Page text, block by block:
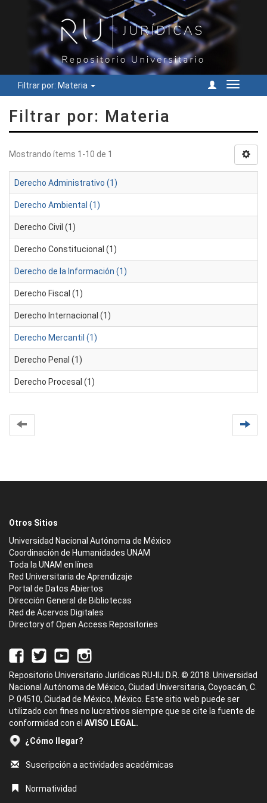
Filtrar por: Materia
Cambiar
Filtrar por: Materia
Mostrando ítems 1-10 de 1
Derecho Administrativo (1)
Derecho Ambiental (1)
Derecho Civil (1)
Derecho Constitucional (1)
Derecho de la Información (1)
Derecho Fiscal (1)
Derecho Internacional (1)
Derecho Mercantil (1)
Derecho Penal (1)
Derecho Procesal (1)
Otros Sitios
Universidad Nacional Autónoma de México
Coordinación de Humanidades UNAM
Toda la UNAM en línea
Red Universitaria de Aprendizaje
Portal de Datos Abiertos
Dirección General de Bibliotecas
Red de Acervos Digitales
Directory of Open Access Repositories
Repositorio Universitario Jurídicas RU-IIJ D.R. © 2018. Universidad
Nacional Autónoma de México, Ciudad Universitaria, Coyoacán, C.
P. 04510, Ciudad de México, México. Este sitio web puede ser
utilizado con fines no lucrativos siempre que se cite la fuente de
conformidad con el AVISO LEGAL.
¿Cómo llegar?
Suscripción a actividades académicas
Normatividad